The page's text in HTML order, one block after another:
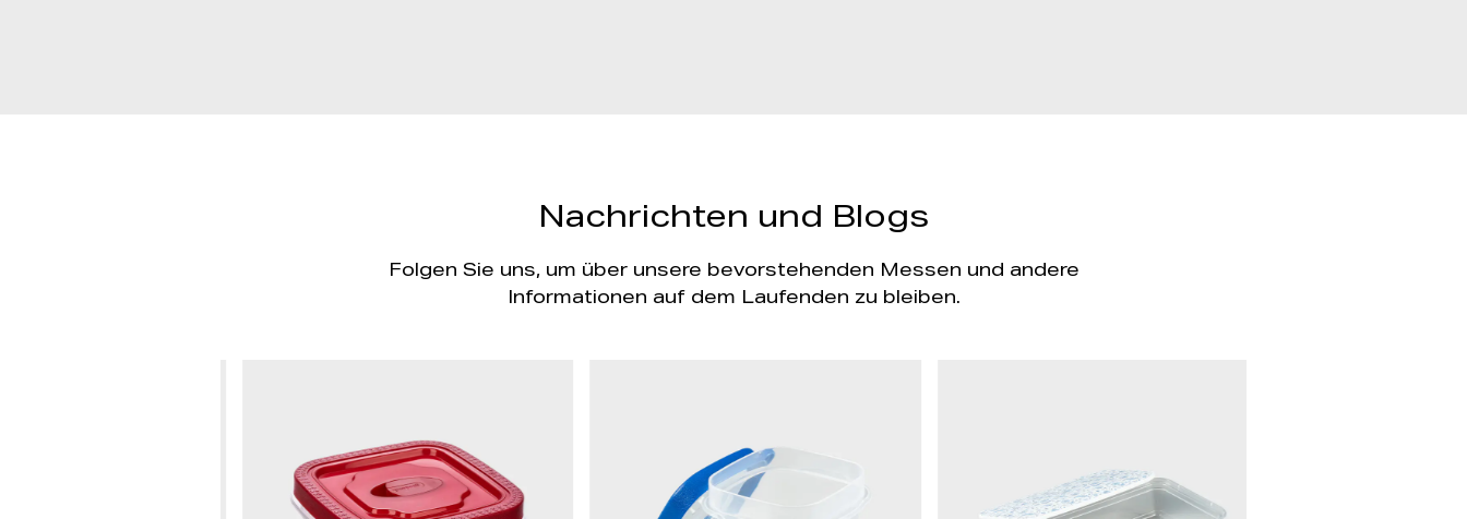
Nachrichten und Blogs
Folgen Sie uns, um über unsere bevorstehenden Messen und andere
Informationen auf dem Laufenden zu bleiben.